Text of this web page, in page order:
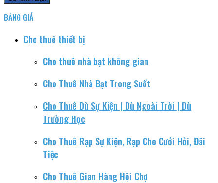
BẢNG GIÁ
Cho thuê thiết bị
Cho thuê nhà bạt không gian
Cho Thuê Nhà Bạt Trong Suốt
Cho Thuê Dù Sự Kiện | Dù Ngoài Trời | Dù
Trường Học
Cho Thuê Rạp Sự Kiện, Rạp Che Cưới Hỏi, Đãi
Tiệc
Cho Thuê Gian Hàng Hội Chợ